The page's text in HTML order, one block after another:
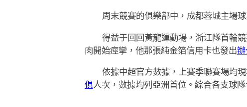
周末競賽的俱樂部中，成都蓉城主場
得益于回回黃龍運動場，浙江隊首輪
肉開始痙攣，他那張純金箔信用卡也發出辦
依據中超官方數據，上賽季聯賽場均
俱人次，數據均列亞洲首位。綜合各支球